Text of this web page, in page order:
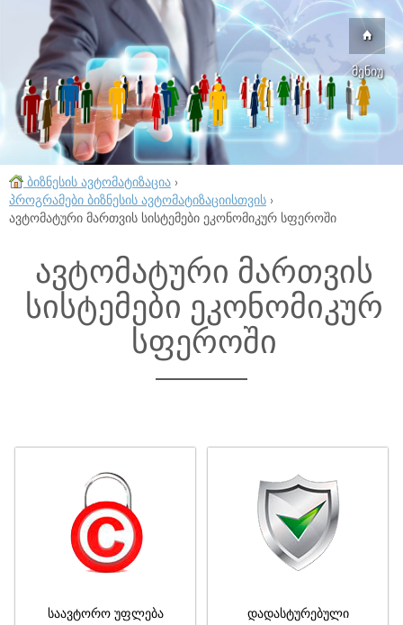
მენიუ
ბიზნესის ავტომატიზაცია ›
პროგრამები ბიზნესის ავტომატიზაციისთვის ›
ავტომატური მართვის სისტემები ეკონომიკურ სფეროში
ავტომატური მართვის
სისტემები ეკონომიკურ
სფეროში
საავტორო უფლება
დადასტურებული